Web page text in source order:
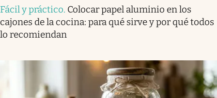
Fácil y práctico. Colocar papel aluminio en los
cajones de la cocina: para qué sirve y por qué todos
lo recomiendan